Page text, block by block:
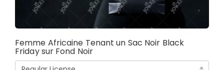
Femme Africaine Tenant un Sac Noir Black
Friday sur Fond Noir